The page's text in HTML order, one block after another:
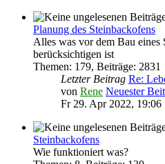
Planung des Steinbackofens
Alles was vor dem Bau eines
berücksichtigen ist
Themen: 179, Beiträge: 2831
Letzter Beitrag Re:
von Rene Neuester
Fr 29. Apr 2022, 19:06
Steinbackofens
Wie funktioniert was?